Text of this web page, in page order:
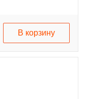
В корзину